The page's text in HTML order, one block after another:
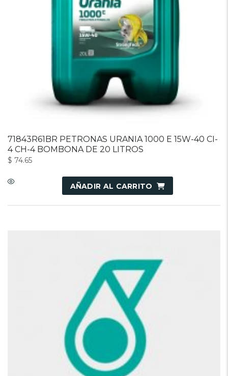
71843R61BR PETRONAS URANIA 1000 E 15W-40 CI-
4 CH-4 BOMBONA DE 20 LITROS
$ 74.65
AÑADIR AL CARRITO